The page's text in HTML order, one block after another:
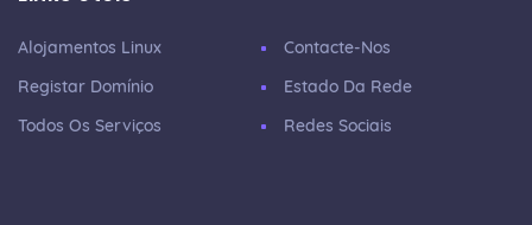
Alojamentos Linux
Registar Domínio
Todos Os Serviços
Contacte-Nos
Estado Da Rede
Redes Sociais